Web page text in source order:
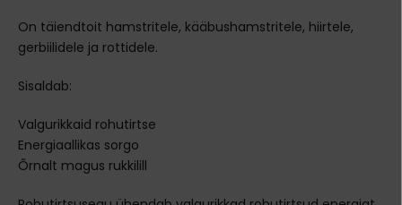
On täiendtoit hamstritele, kääbushamstritele, hiirtele,
gerbiilidele ja rottidele.
Sisaldab:
Valgurikkaid rohutirtse
Energiaallikas sorgo
Õrnalt magus rukkilill